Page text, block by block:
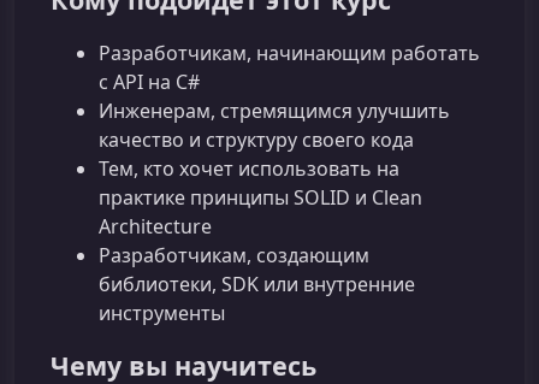
Разработчикам, начинающим работать
с API на C#
Инженерам, стремящимся улучшить
качество и структуру своего кода
Тем, кто хочет использовать на
практике принципы SOLID и Clean
Architecture
Разработчикам, создающим
библиотеки, SDK или внутренние
инструменты
Чему вы научитесь